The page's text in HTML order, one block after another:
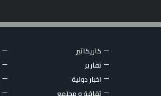
كاريكاتير
تقارير
اخبار دولية